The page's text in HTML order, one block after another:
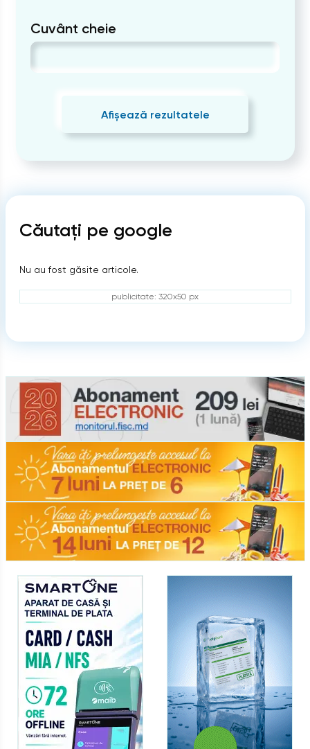
Cuvânt cheie
Afișează rezultatele
Căutați pe google
Nu au fost găsite articole.
publicitate: 320x50 px